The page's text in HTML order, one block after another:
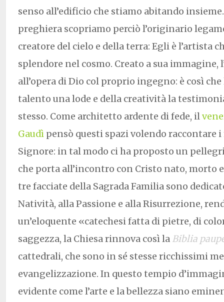
senso all’edificio che stiamo abitando
preghiera scopriamo perciò l’originario
creatore del cielo e della terra: Egli è l’artista
splendore nel cosmo. Creato a sua immagine,
all’opera di Dio col proprio ingegno: è così che
talento una lode e della creatività la
stesso. Come architetto ardente di fede, il
Gaudì pensò questi spazi volendo raccontare
Signore: in tal modo ci ha proposto un
che porta all’incontro con Cristo nato, morto
tre facciate della Sagrada Familia sono
Natività, alla Passione e alla Risurrezione,
un’eloquente «catechesi fatta di pietre, di
saggezza, la Chiesa rinnova così la Biblia
cattedrali, che sono in sé stesse ricchissimi
evangelizzazione. In questo tempio
evidente come l’arte e la bellezza siano